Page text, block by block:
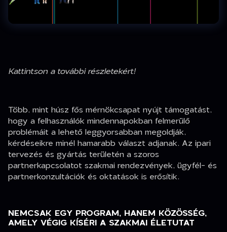
Kattintson a további részletekért!
Több, mint húsz fős mérnökcsapat nyújt támogatást,
hogy a felhasználók mindennapokban felmerülő
problémáit a lehető leggyorsabban megoldják,
kérdéseikre minél hamarabb választ adjanak. Az ipari
tervezés és gyártás területén a szoros
partnerkapcsolatot szakmai rendezvények, ügyfél- és
partnerkonzultációk és oktatások is erősítik.
NEMCSAK EGY PROGRAM, HANEM KÖZÖSSÉG,
AMELY VÉGIG KÍSÉRI A SZAKMAI ÉLETUTAT